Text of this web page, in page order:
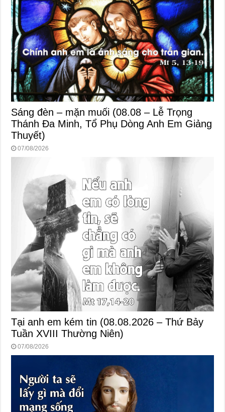
Sáng đèn – mặn muối (08.08 – Lễ Trọng
Thánh Đa Minh, Tổ Phụ Dòng Anh Em Giảng
Thuyết)
07/08/2026
Tại anh em kém tin (08.08.2026 – Thứ Bảy
Tuần XVIII Thường Niên)
07/08/2026